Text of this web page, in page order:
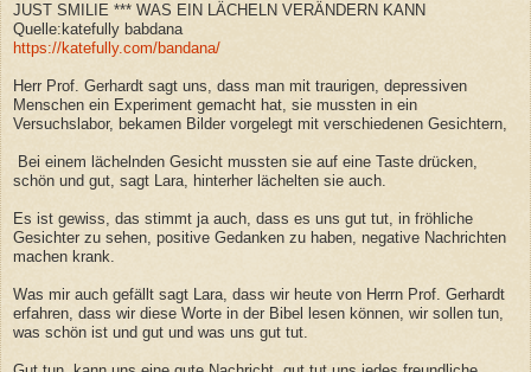
JUST SMILIE *** WAS EIN LÄCHELN VERÄNDERN KANN
Quelle:katefully babdana
https://katefully.com/bandana/
Herr Prof. Gerhardt sagt uns, dass man mit traurigen, depressiven
Menschen ein Experiment gemacht hat, sie mussten in ein
Versuchslabor, bekamen Bilder vorgelegt mit verschiedenen Gesichtern,
Bei einem lächelnden Gesicht mussten sie auf eine Taste drücken,
schön und gut, sagt Lara, hinterher lächelten sie auch.
Es ist gewiss, das stimmt ja auch, dass es uns gut tut, in fröhliche
Gesichter zu sehen, positive Gedanken zu haben, negative Nachrichten
machen krank.
Was mir auch gefällt sagt Lara, dass wir heute von Herrn Prof. Gerhardt
erfahren, dass wir diese Worte in der Bibel lesen können, wir sollen tun,
was schön ist und gut und was uns gut tut.